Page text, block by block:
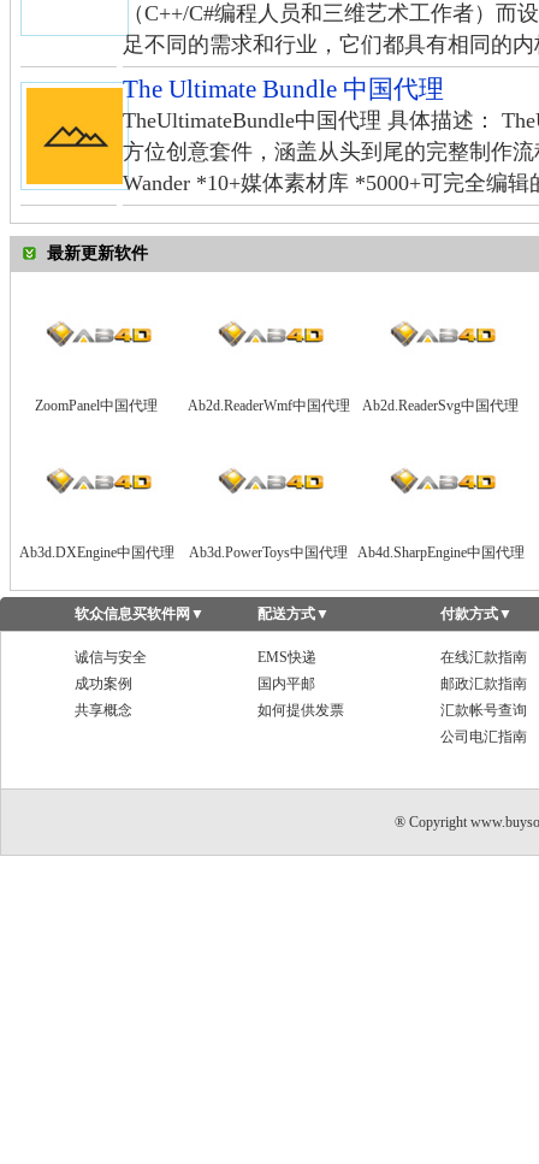
（C++/C#编程人员和三维艺术工作者）而
足不同的需求和行业，它们都具有相同的
The Ultimate Bundle 中国代理
TheUltimateBundle中国代理 具体描述：
方位创意套件，涵盖从头到尾的完整制作流
Wander *10+媒体素材库 *5000+可完全编
最新更新软件
ZoomPanel中国代理 Ab2d.ReaderWmf中国代理 Ab2d.ReaderSvg中国代理
Ab3d.DXEngine中国代理 Ab3d.PowerToys中国代理 Ab4d.SharpEngine中国代理
软众信息买软件网 ▼ 配送方式▼ 付款方式▼
诚信与安全 EMS快递
在线汇款指南
成功案例
国内平邮
邮政汇款指南
共享概念
如何提供发票
汇款帐号查询
公司电汇指南
® Copyright